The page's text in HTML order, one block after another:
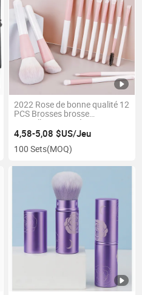
2022 Rose de bonne qualité 12
PCS Brosses brosse
maquillage cosmétiques
Maquillaje Définir l'emballage
personnalisé manche en bois
Brosse de maquillage
4,58-5,08 $US/Jeu
100 Sets(MOQ)